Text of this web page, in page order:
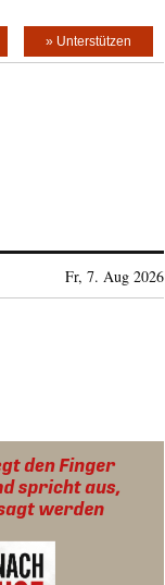
» Unterstützen
Fr, 7. Aug 2026